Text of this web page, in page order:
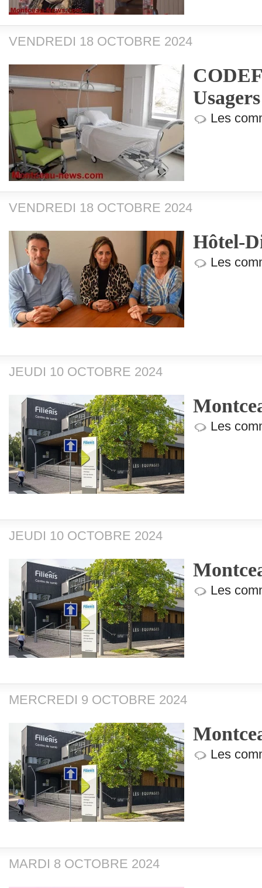
VENDREDI 18 OCTOBRE 2024
Les
VENDREDI 18 OCTOBRE 2024
Hôtel-
Les
JEUDI 10 OCTOBRE 2024
Les
JEUDI 10 OCTOBRE 2024
Les
MERCREDI 9 OCTOBRE 2024
Les
MARDI 8 OCTOBRE 2024